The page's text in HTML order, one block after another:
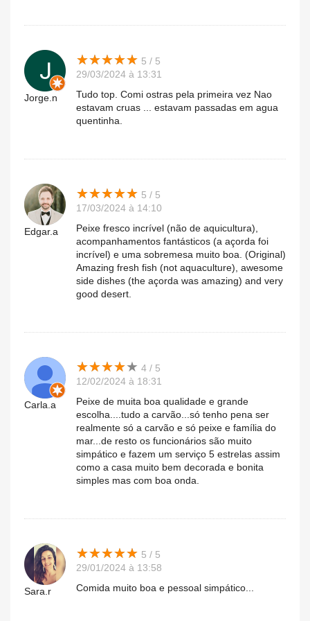
Jorge.n
★★★★★
★★★★★ 5 / 5
29/03/2024 à 13:31
Tudo top. Comi ostras pela primeira vez Nao
estavam cruas ... estavam passadas em agua
quentinha.
Edgar.a
★★★★★
★★★★★ 5 / 5
17/03/2024 à 14:10
Peixe fresco incrível (não de aquicultura),
acompanhamentos fantásticos (a açorda foi
incrível) e uma sobremesa muito boa. (Original)
Amazing fresh fish (not aquaculture), awesome
side dishes (the açorda was amazing) and very
good desert.
Carla.a
★★★★★
★★★★★ 4 / 5
12/02/2024 à 18:31
Peixe de muita boa qualidade e grande
escolha....tudo a carvão...só tenho pena ser
realmente só a carvão e só peixe e família do
mar...de resto os funcionários são muito
simpático e fazem um serviço 5 estrelas assim
como a casa muito bem decorada e bonita
simples mas com boa onda.
Sara.r
★★★★★
★★★★★ 5 / 5
29/01/2024 à 13:58
Comida muito boa e pessoal simpático...